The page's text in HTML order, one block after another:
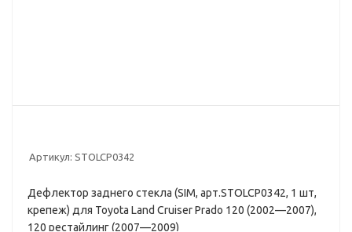
Артикул: STOLCP0342
Дефлектор заднего стекла (SIM, арт.STOLCP0342, 1 шт,
крепеж) для Toyota Land Cruiser Prado 120 (2002—2007),
120 рестайлинг (2007—2009)